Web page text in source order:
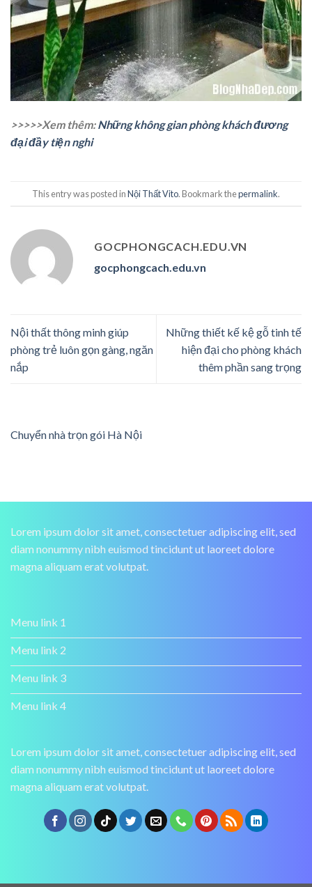
>>>>>Xem thêm:Những không gian phòng khách đương
đại đầy tiện nghi
This entry was posted inNội Thất Vito. Bookmark thepermalink.
GOCPHONGCACH.EDU.VN
gocphongcach.edu.vn
Nội thất thông minh giúp
phòng trẻ luôn gọn gàng, ngăn
nắp
Những thiết kế kệ gỗ tinh tế
hiện đại cho phòng khách
thêm phần sang trọng
Chuyển nhà trọn gói Hà Nội
Lorem ipsum dolor sit amet, consectetuer adipiscing elit, sed
diam nonummy nibh euismod tincidunt ut laoreet dolore
magna aliquam erat volutpat.
Menu link 1
Menu link 2
Menu link 3
Menu link 4
Lorem ipsum dolor sit amet, consectetuer adipiscing elit, sed
diam nonummy nibh euismod tincidunt ut laoreet dolore
magna aliquam erat volutpat.